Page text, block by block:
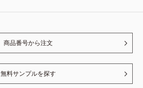
商品番号から注文
無料サンプルを探す